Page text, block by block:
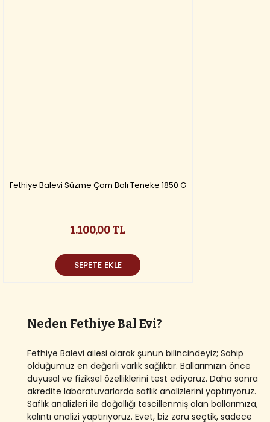
Fethiye Balevi Süzme Çam Balı Teneke 1850 G
1.100,00 TL
SEPETE EKLE
Neden Fethiye Bal Evi?
Fethiye Balevi ailesi olarak şunun bilincindeyiz; Sahip
olduğumuz en değerli varlık sağlıktır. Ballarımızın önce
duyusal ve fiziksel özelliklerini test ediyoruz. Daha sonra
akredite laboratuvarlarda saflık analizlerini yaptırıyoruz.
Saflık analizleri ile doğallığı tescillenmiş olan ballarımıza,
kalıntı analizi yaptırıyoruz. Evet, biz zoru seçtik, sadece